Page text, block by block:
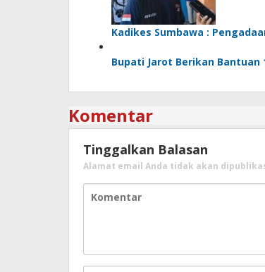
Kadikes Sumbawa :
Bupati Jarot Berikan
Komentar
Tinggalkan Balasan
Alamat email Anda tidak akan